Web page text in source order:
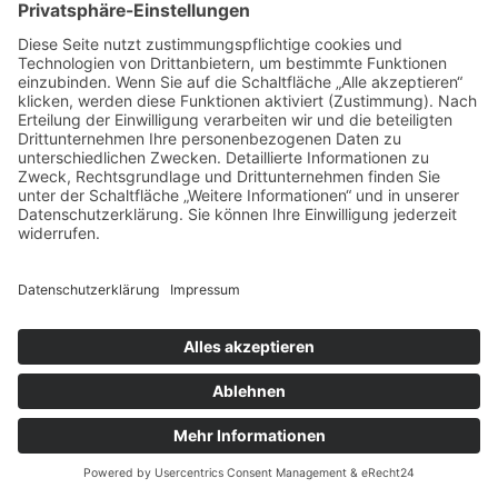
TIPPS & EMPFEHLUNGEN
Engagement in Bayern: So wirst
du Teil eines starken Netzwerks
29/04/2026 BAYBAYIN
KATEGORIEN
Allgemein